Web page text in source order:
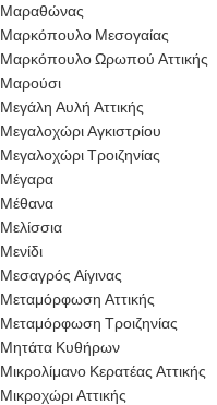
Μαραθώνας
Μαρκόπουλο Μεσογαίας
Μαρκόπουλο Ωρωπού Αττικής
Μαρούσι
Μεγάλη Αυλή Αττικής
Μεγαλοχώρι Αγκιστρίου
Μεγαλοχώρι Τροιζηνίας
Μέγαρα
Μέθανα
Μελίσσια
Μενίδι
Μεσαγρός Αίγινας
Μεταμόρφωση Αττικής
Μεταμόρφωση Τροιζηνίας
Μητάτα Κυθήρων
Μικρολίμανο Κερατέας Αττικής
Μικροχώρι Αττικής